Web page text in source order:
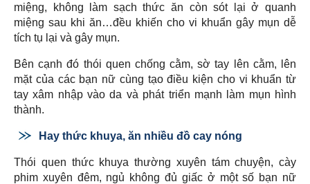
miệng, không làm sạch thức ăn còn sót lại ở quanh
miệng sau khi ăn…đều khiến cho vi khuẩn gây mụn dễ
tích tụ lại và gây mụn.
Bên cạnh đó thói quen chống cằm, sờ tay lên cằm, lên
mặt của các bạn nữ cùng tạo điều kiện cho vi khuẩn từ
tay xâm nhập vào da và phát triển mạnh làm mụn hình
thành.
Hay thức khuya, ăn nhiều đồ cay nóng
Thói quen thức khuya thường xuyên tám chuyện, cày
phim xuyên đêm, ngủ không đủ giấc ở một số bạn nữ